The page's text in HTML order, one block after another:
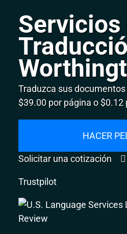
Servicios
Traduzca sus
$39.00 por página o $0.12
HACER
Solicitar una cotización
Trustpilot